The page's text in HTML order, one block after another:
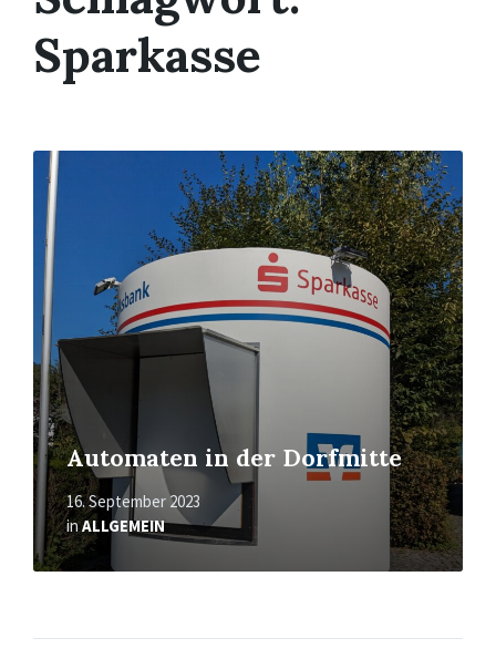
Sparkasse
Automaten in der Dorfmitte
16. September 2023
inALLGEMEIN
Mehr
erfahren